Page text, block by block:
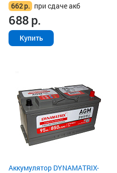
662р. при сдаче акб
688р.
Купить
Аккумулятор DYNAMATRIX-